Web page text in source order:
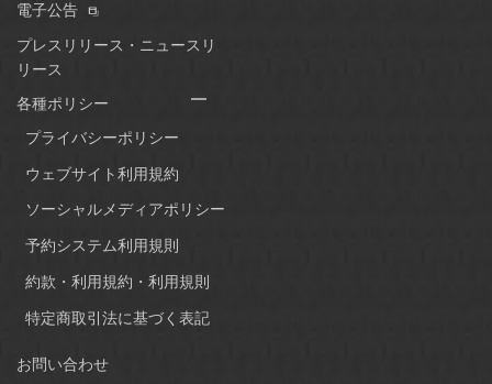
電子公告
プレスリリース・ニュースリ
リース
各種ポリシー
プライバシーポリシー
ウェブサイト利用規約
ソーシャルメディアポリシー
予約システム利用規則
約款・利用規約・利用規則
特定商取引法に基づく表記
お問い合わせ